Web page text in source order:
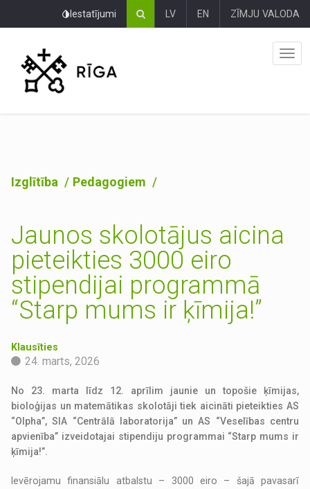
Iestatījumi LV EN ZĪMJU VALODA
Izglītība Pedagogiem
Jaunos skolotājus aicina
pieteikties 3000 eiro
stipendijai programmā
“Starp mums ir ķīmija!”
Klausīties
24. marts, 2026
No 23. marta līdz 12. aprīlim jaunie un topošie ķīmijas,
bioloģijas un matemātikas skolotāji tiek aicināti pieteikties AS
“Olpha”, SIA “Centrālā laboratorija” un AS “Veselības centru
apvienība” izveidotajai stipendiju programmai “Starp mums ir
ķīmija!”.
Ievērojamu finansiālu atbalstu – 3000 eiro – šajā pavasarī